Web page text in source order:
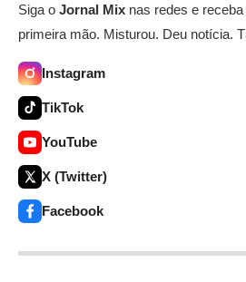
Siga o Jornal Mix nas redes e
primeira mão. Misturou. Deu notícia.
Instagram
TikTok
YouTube
X (Twitter)
Facebook